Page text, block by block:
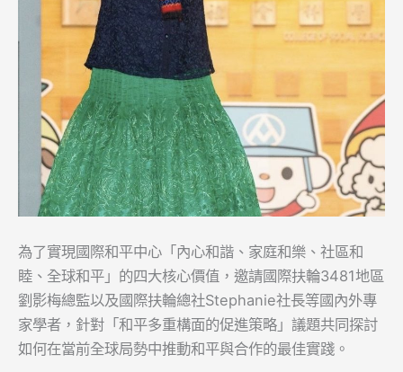
為了實現國際和平中心「內心和諧、家庭和樂、社區和
睦、全球和平」的四大核心價值，邀請國際扶輪3481地區
劉影梅總監以及國際扶輪總社Stephanie社長等國內外專
家學者，針對「和平多重構面的促進策略」議題共同探討
如何在當前全球局勢中推動和平與合作的最佳實踐。